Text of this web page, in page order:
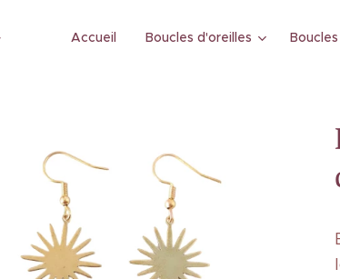
Accueil Boucles d'oreilles